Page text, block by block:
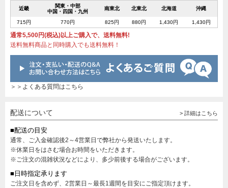
近畿
関東・中部
中国・四国・九州
南東北 北東北 北海道 沖縄
715円 770円 825円 880円 1,430円 1,430円
通常5,500円(税込)以上ご購入で、送料無料!
送料無料商品と同時購入でも送料無料！
＞＞よくある質問はこちら
配送について > 詳細はこちら
■配送の目安
通常、ご入金確認後2～4営業日で弊社から発送いたします。
※休業日をはさむ場合お時間をいただきます。
※ご注文の混雑状況などにより、多少前後する場合がございます。
■日時指定承ります
ご注文日を含めず、2営業日～最長1週間を目安にご指定頂けます。